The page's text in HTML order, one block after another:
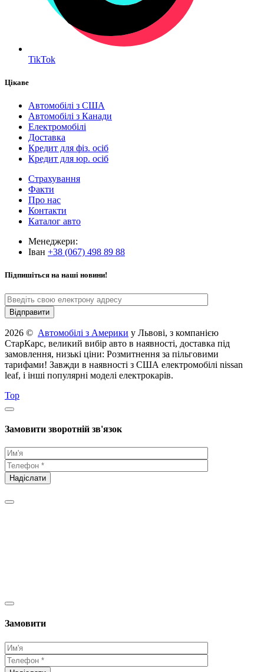
TikTok
Цікаве
Автомобілі з США
Автомобілі з Канади
Електромобілі
Доставка
Кредит для фіз. осіб
Кредит для юр. осіб
Страхування
Факти
Про нас
Контакти
Каталог авто
Менеджери:
Іван +38 (067) 498 89 88
Підпишіться на наші новини!
2026 © Автомобілі з Америки у Львові, з компанією
СтарКарс, великий вибір авто в наявності, доставка під
замовлення, низькі ціни: Розмитнення за пільговими
тарифами! Завжди в наявності з США електромобілі nissan
leaf, і інші популярні моделі електрокарів.
Top
Замовити зворотній зв'язок
Замовити